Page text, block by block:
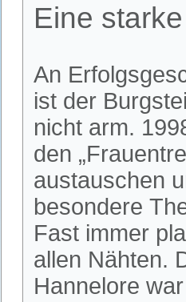
Eine
An
ist der
nicht arm.
den
austauschen
besondere
Fast immer
allen Nähten.
Hannelore